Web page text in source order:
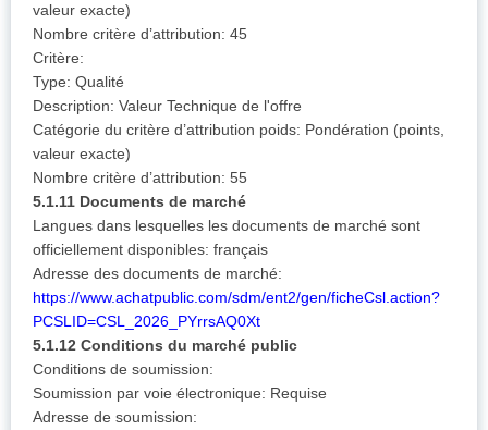
valeur exacte)
Nombre critère d’attribution: 45
Critère:
Type: Qualité
Description: Valeur Technique de l'offre
Catégorie du critère d’attribution poids: Pondération (points,
valeur exacte)
Nombre critère d’attribution: 55
5.1.11 Documents de marché
Langues dans lesquelles les documents de marché sont
officiellement disponibles: français
Adresse des documents de marché:
https://www.achatpublic.com/sdm/ent2/gen/ficheCsl.action?
PCSLID=CSL_2026_PYrrsAQ0Xt
5.1.12 Conditions du marché public
Conditions de soumission:
Soumission par voie électronique: Requise
Adresse de soumission: